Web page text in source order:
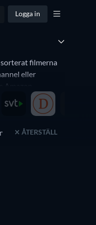
Logga in
filmerna
eller
ÅTERSTÄLL